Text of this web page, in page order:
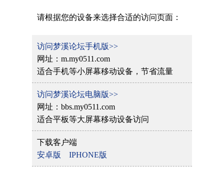
请根据您的设备来选择合适的访问页面：
访问梦溪论坛手机版>>
网址：m.my0511.com
适合手机等小屏幕移动设备，节省流量
访问梦溪论坛电脑版>>
网址：bbs.my0511.com
适合平板等大屏幕移动设备访问
下载客户端
安卓版
IPHONE版